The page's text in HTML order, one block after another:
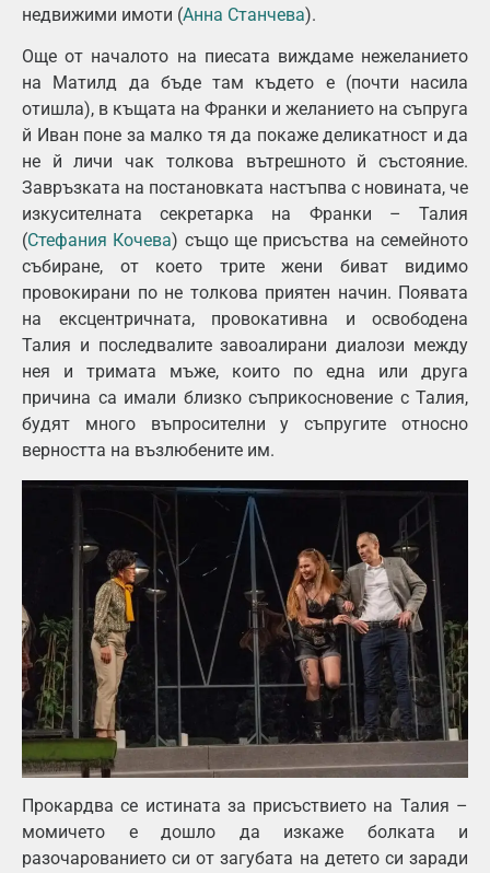
недвижими имоти (Анна Станчева).
Още от началото на пиесата виждаме нежеланието
на Матилд да бъде там където е (почти насила
отишла), в къщата на Франки и желанието на съпруга
й Иван поне за малко тя да покаже деликатност и да
не й личи чак толкова вътрешното й състояние.
Завръзката на постановката настъпва с новината, че
изкусителната секретарка на Франки – Талия
(Стефания Кочева) също ще присъства на семейното
събиране, от което трите жени биват видимо
провокирани по не толкова приятен начин. Появата
на ексцентричната, провокативна и освободена
Талия и последвалите завоалирани диалози между
нея и тримата мъже, които по една или друга
причина са имали близко съприкосновение с Талия,
будят много въпросителни у съпругите относно
верността на възлюбените им.
Прокардва се истината за присъствието на Талия –
момичето е дошло да изкаже болката и
разочарованието си от загубата на детето си заради